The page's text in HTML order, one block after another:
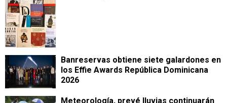
Banreservas obtiene siete galardones en
los Effie Awards República Dominicana
2026
Meteorología, prevé lluvias continuarán